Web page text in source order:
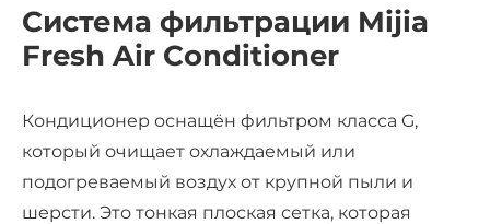
Система фильтрации Mijia
Fresh Air Conditioner
Кондиционер оснащён фильтром класса G,
который очищает охлаждаемый или
подогреваемый воздух от крупной пыли и
шерсти. Это тонкая плоская сетка, которая